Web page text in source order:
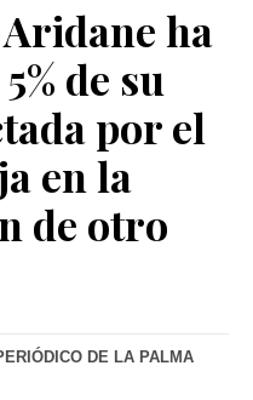
ha
de su
por el
en la
de otro
DE LA PALMA